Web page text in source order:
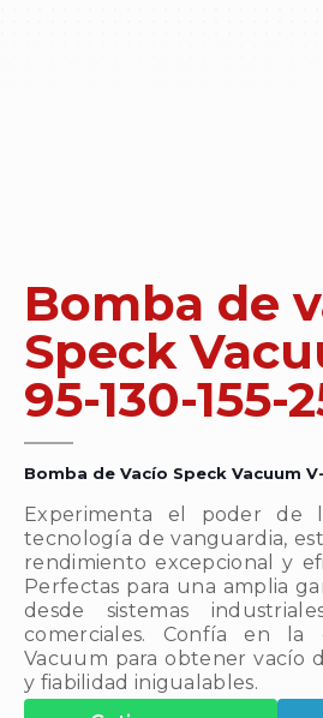
Bomba de
Speck
95-130-155-
Bomba de Vacío Speck Vacuum
Experimenta el poder de
tecnología de vanguardia,
rendimiento excepcional y
Perfectas para una amplia
desde sistemas
comerciales. Confía en la
Vacuum para obtener vacío
y fiabilidad inigualables.